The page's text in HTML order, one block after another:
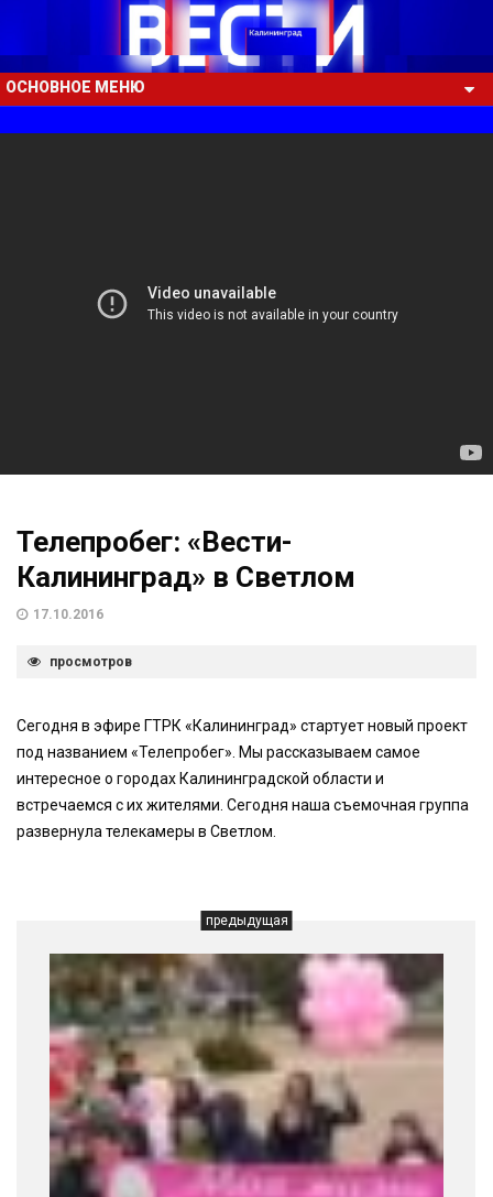
ОСНОВНОЕ МЕНЮ
Телепробег: «Вести-
Калининград» в Светлом
17.10.2016
просмотров
Сегодня в эфире ГТРК «Калининград» стартует новый проект
под названием «Телепробег». Мы рассказываем самое
интересное о городах Калининградской области и
встречаемся с их жителями. Сегодня наша съемочная группа
развернула телекамеры в Светлом.
предыдущая